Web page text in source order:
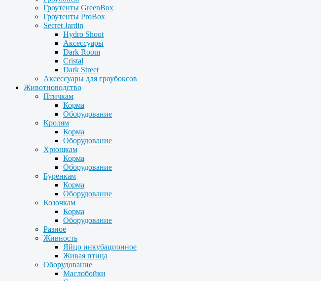
Гроутенты GreenBox
Гроутенты ProBox
Secret Jardin
Hydro Shoot
Аксессуары
Dark Room
Cristal
Dark Street
Аксессуары для гроубоксов
Животноводство
Птичкам
Корма
Оборудование
Кролям
Корма
Оборудование
Хрюшкам
Корма
Оборудование
Буренкам
Корма
Оборудование
Козочкам
Корма
Оборудование
Разное
Живность
Яйцо инкубационное
Живая птица
Оборудование
Маслобойки